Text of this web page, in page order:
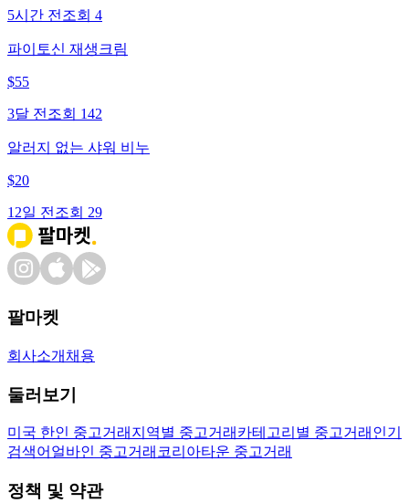
5시간 전 조회 4
파이토신 재생크림
$55
3달 전 조회 142
알러지 없는 샤워 비누
$20
12일 전 조회 29
팔마켓
회사소개 채용
둘러보기
미국 한인 중고거래 지역별 중고거래 카테고리별 중고거래 인기
검색어 얼바인 중고거래 코리아타운 중고거래
정책 및 약관